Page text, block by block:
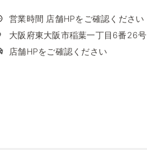
営業時間 店舗HPをご確認ください
大阪府東大阪市稲葉一丁目6番26号
店舗HPをご確認ください